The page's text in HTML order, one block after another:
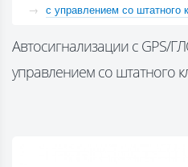
с управлением со штатного
Автосигнализации с GPS/
управлением со штатного